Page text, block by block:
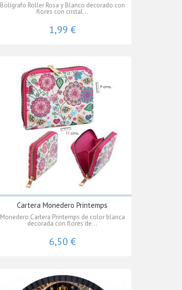
Bolígrafo Roller Rosa y Blanco decorado con
flores con cristal...
1,99 €
Cartera Monedero Printemps
Monedero Cartera Printemps de color blanca
decorada con flores de...
6,50 €